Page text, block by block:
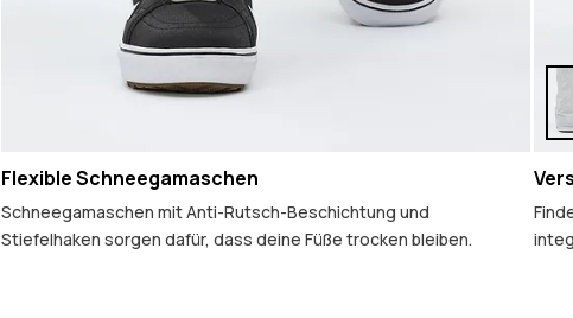
Flexible Schneegamaschen
Schneegamaschen mit Anti-Rutsch-Beschichtung und
Stiefelhaken sorgen dafür, dass deine Füße trocken bleiben.